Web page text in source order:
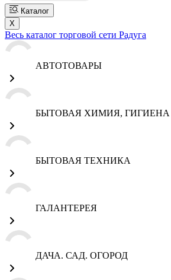
Каталог
X
Весь каталог торговой сети Радуга
АВТОТОВАРЫ
БЫТОВАЯ ХИМИЯ, ГИГИЕНА
БЫТОВАЯ ТЕХНИКА
ГАЛАНТЕРЕЯ
ДАЧА. САД. ОГОРОД